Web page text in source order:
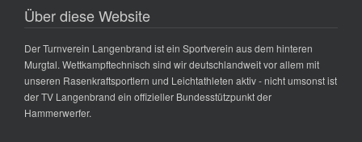
Über diese Website
Der Turnverein Langenbrand ist ein Sportverein aus dem hinteren
Murgtal. Wettkampftechnisch sind wir deutschlandweit vor allem mit
unseren Rasenkraftsportlern und Leichtathleten aktiv - nicht umsonst ist
der TV Langenbrand ein offizieller Bundesstützpunkt der
Hammerwerfer.